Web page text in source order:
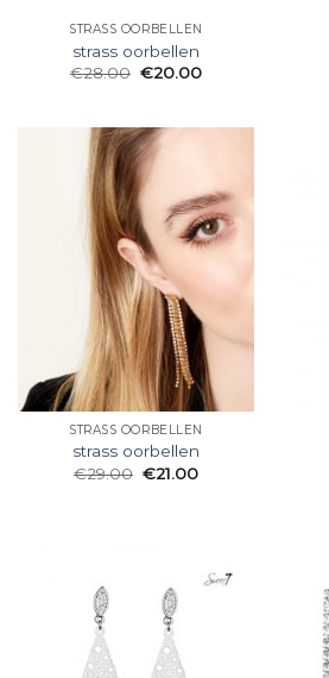
STRASS OORBELLEN
strass oorbellen
€28.00 €20.00
STRASS OORBELLEN
strass oorbellen
€29.00 €21.00